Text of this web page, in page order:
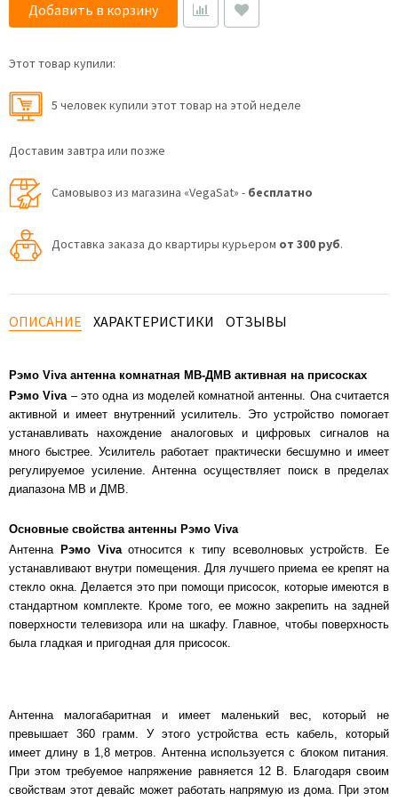
Добавить в корзину
Этот товар купили:
5 человек купили этот товар на этой неделе
Доставим завтра или позже
Самовывоз из магазина «VegaSat» - бесплатно
Доставка заказа до квартиры курьером от 300 руб.
ОПИСАНИЕ ХАРАКТЕРИСТИКИ ОТЗЫВЫ
Рэмо Viva антенна комнатная МВ-ДМВ активная на присосках
Рэмо Viva– это одна из моделей комнатной антенны. Она считается
активной и имеет внутренний усилитель. Это устройство помогает
устанавливать нахождение аналоговых и цифровых сигналов на
много быстрее. Усилитель работает практически бесшумно и имеет
регулируемое усиление. Антенна осуществляет поиск в пределах
диапазона МВ и ДМВ.
Основные свойства антенны Рэмо Viva
Антенна Рэмо Vivaотносится к типу всеволновых устройств. Ее
устанавливают внутри помещения. Для лучшего приема ее крепят на
стекло окна. Делается это при помощи присосок, которые имеются в
стандартном комплекте. Кроме того, ее можно закрепить на задней
поверхности телевизора или на шкафу. Главное, чтобы поверхность
была гладкая и пригодная для присосок.
Антенна малогабаритная и имеет маленький вес, который не
превышает 360 грамм. У этого устройства есть кабель, который
имеет длину в 1,8 метров. Антенна используется с блоком питания.
При этом требуемое напряжение равняется 12 В. Благодаря своим
свойствам этот девайс может работать напрямую из дома. При этом